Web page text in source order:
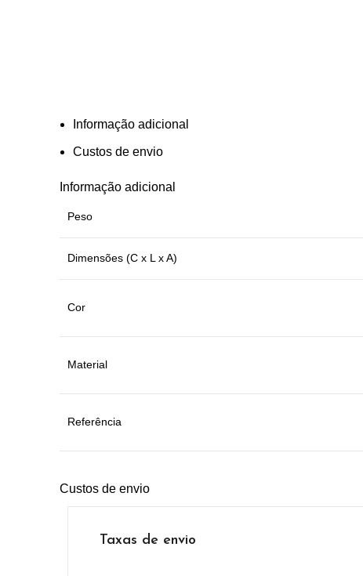
Informação adicional
Custos de envio
Informação adicional
Peso
Dimensões (C x L x A)
Cor
Material
Referência
Custos de envio
Taxas de envio